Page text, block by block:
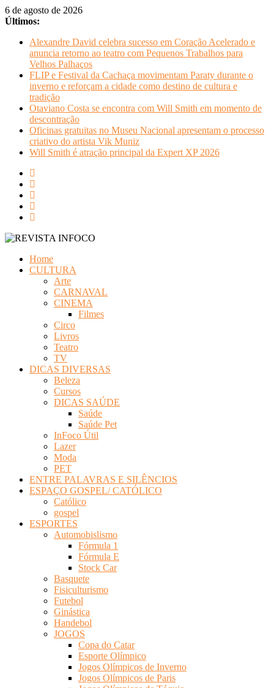
Pular
para
conteúdo
6 de agosto de 2026
Últimos:
Alexandre David celebra sucesso em Coração Acelerado e
anuncia retorno ao teatro com Pequenos Trabalhos para
Velhos Palhaços
FLIP e Festival da Cachaça movimentam Paraty durante o
inverno e reforçam a cidade como destino de cultura e
tradição
Otaviano Costa se encontra com Will Smith em momento de
descontração
Oficinas gratuitas no Museu Nacional apresentam o processo
criativo do artista Vik Muniz
Will Smith é atração principal da Expert XP 2026
INFOCO
Home
CULTURA
Arte
CARNAVAL
CINEMA
Filmes
Circo
Livros
Teatro
TV
DICAS DIVERSAS
Beleza
Cursos
DICAS SAÚDE
Saúde
Saúde Pet
InFoco Útil
Lazer
Moda
PET
ENTRE PALAVRAS E SILÊNCIOS
ESPAÇO GOSPEL/ CATÓLICO
Católico
gospel
ESPORTES
Automobislismo
Fórmula 1
Fórmula E
Stock Car
Basquete
Fisiculturismo
Futebol
Ginástica
Handebol
JOGOS
Copa do Catar
Esporte Olímpico
Jogos Olímpicos de Inverno
Jogos Olímpicos de Paris